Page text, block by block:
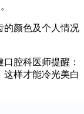
颜色及个人情况
腔科医师提醒：
这样才能冷光美白